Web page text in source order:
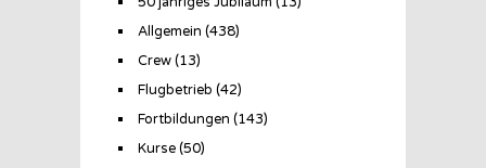
Allgemein (438)
Crew(13)
Flugbetrieb (42)
Fortbildungen (143)
Kurse(50)